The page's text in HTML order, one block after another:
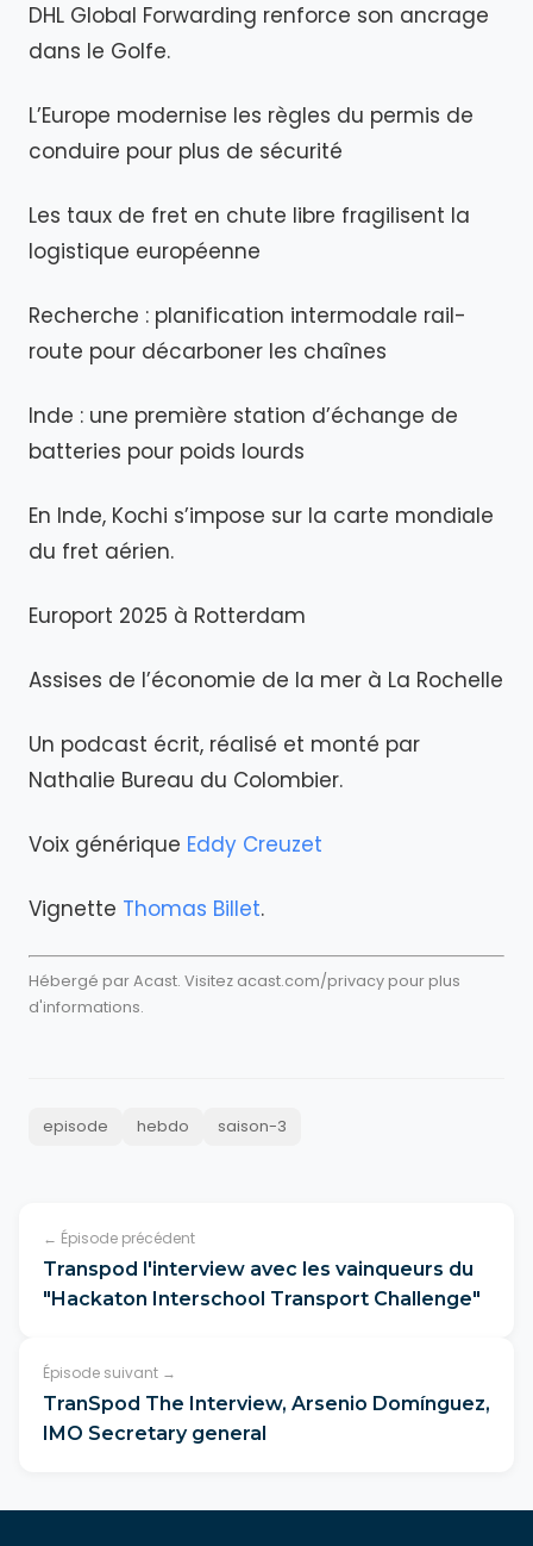
DHL Global Forwarding renforce son ancrage
dans le Golfe.
L’Europe modernise les règles du permis de
conduire pour plus de sécurité
Les taux de fret en chute libre fragilisent la
logistique européenne
Recherche : planification intermodale rail-
route pour décarboner les chaînes
Inde : une première station d’échange de
batteries pour poids lourds
En Inde, Kochi s’impose sur la carte mondiale
du fret aérien.
Europort 2025 à Rotterdam
Assises de l’économie de la mer à La Rochelle
Un podcast écrit, réalisé et monté par
Nathalie Bureau du Colombier.
Voix générique Eddy Creuzet
Vignette Thomas Billet.
Hébergé par Acast. Visitez acast.com/privacy pour plus
d'informations.
episode hebdo saison-3
← Épisode précédent
Transpod l'interview avec les vainqueurs du
"Hackaton Interschool Transport Challenge"
Épisode suivant →
TranSpod The Interview, Arsenio Domínguez,
IMO Secretary general